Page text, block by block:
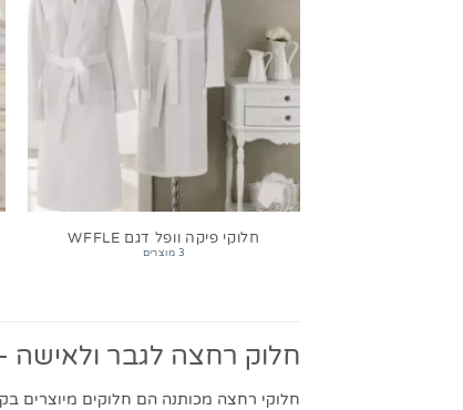
חלוקי פיקה וופל דגם WFFLE
3 מוצרים
חלוק רחצה לגבר ולאישה -
חלוקי רחצה מכותנה הם חלוקים מיוצרים